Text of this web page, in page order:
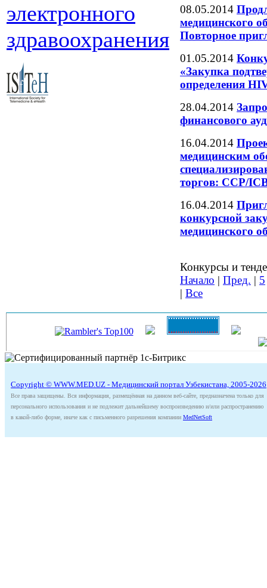
электронного
здравоохранения
08.05.2014
медицинского
Повторное
01.05.2014
«Закупка
определения
28.04.2014
финансового
16.04.2014
медицинским
торгов: ССР/
16.04.2014
конкурсной
медицинского
Конкурсы и
Начало | Пред. | 5
| Все
Copyright © WWW.MED.UZ - Медицинский портал Узбекистана, 2005-2026
Все права защищены. Вся информация, размещённая на данном веб-сайте, предназначена только для
персонального использования и не подлежит дальнейшему воспроизведению и/или распространению
в какой-либо форме, иначе как с письменного разрешения компании MedNetSoft